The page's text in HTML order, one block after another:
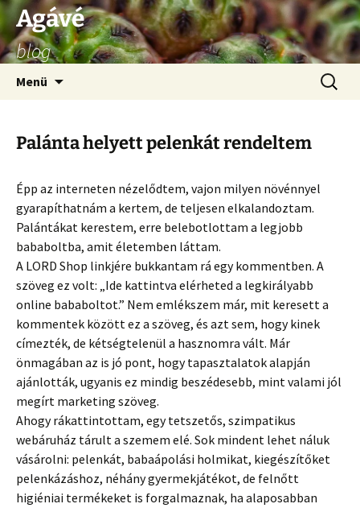
Ugrás
a
tartalomhoz
Agávé
blog
Menü
Palánta helyett pelenkát rendeltem
Épp az interneten nézelődtem, vajon milyen növénnyel
gyarapíthatnám a kertem, de teljesen elkalandoztam.
Palántákat kerestem, erre belebotlottam a legjobb
bababoltba, amit életemben láttam.
A LORD Shop linkjére bukkantam rá egy kommentben. A
szöveg ez volt: „Ide kattintva elérheted a legkirályabb
online bababoltot.” Nem emlékszem már, mit keresett a
kommentek között ez a szöveg, és azt sem, hogy kinek
címezték, de kétségtelenül a hasznomra vált. Már
önmagában az is jó pont, hogy tapasztalatok alapján
ajánlották, ugyanis ez mindig beszédesebb, mint valami jól
megírt marketing szöveg.
Ahogy rákattintottam, egy tetszetős, szimpatikus
webáruház tárult a szemem elé. Sok mindent lehet náluk
vásárolni: pelenkát, babaápolási holmikat, kiegészítőket
pelenkázáshoz, néhány gyermekjátékot, de felnőtt
higiéniai termékeket is forgalmaznak, ha alaposabban